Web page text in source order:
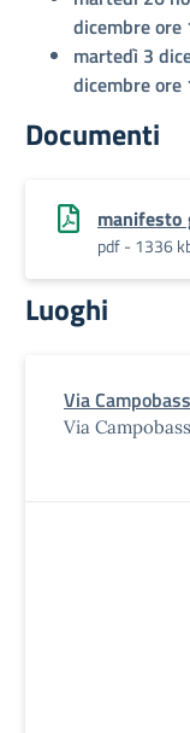
dicembre ore
martedì 3
dicembre ore
Documenti
manifesto
pdf - 1336
Luoghi
Via
Via